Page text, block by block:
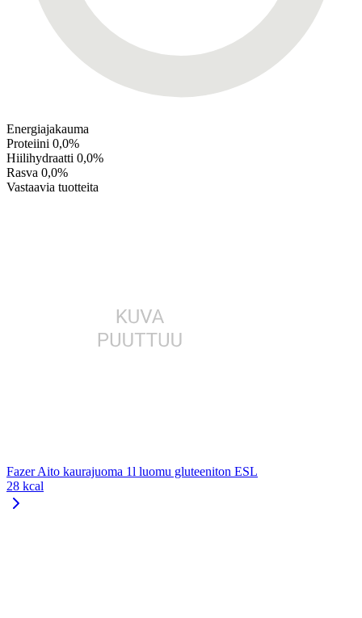
Energiajakauma
Proteiini 0,0%
Hiilihydraatti 0,0%
Rasva 0,0%
Vastaavia tuotteita
Fazer Aito kaurajuoma 1l luomu gluteeniton ESL
28 kcal